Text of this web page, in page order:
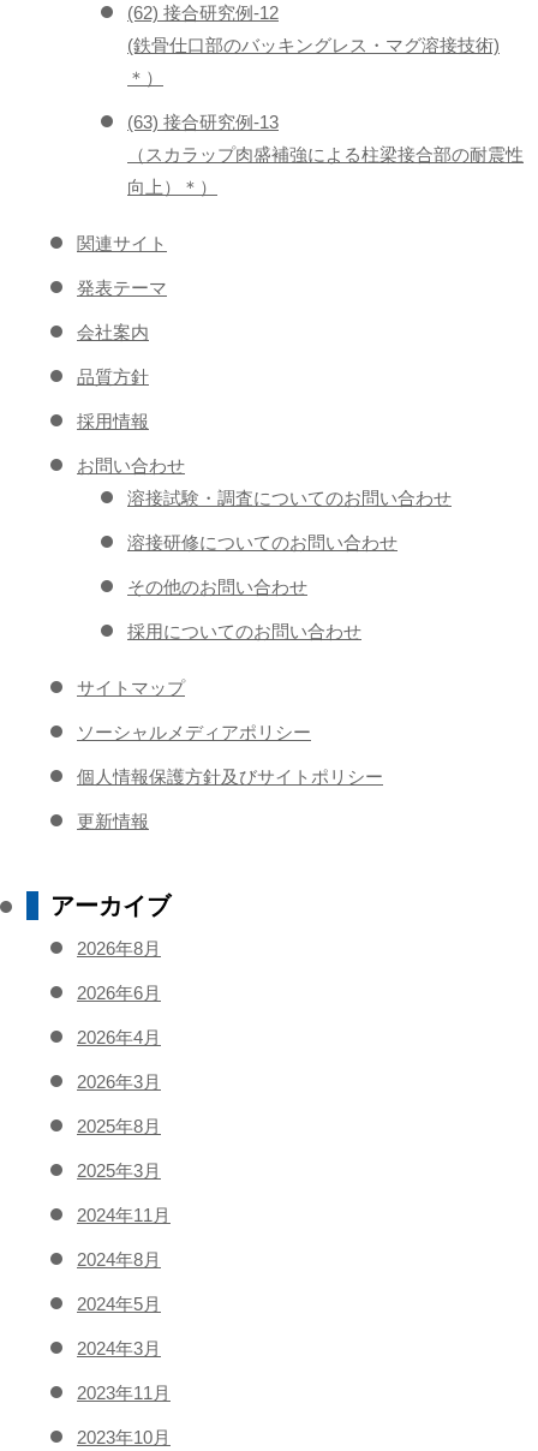
(62) 接合研究例-12
(鉄骨仕口部のバッキングレス・マグ溶接技術)
＊）
(63) 接合研究例-13
（スカラップ肉盛補強による柱梁接合部の耐震性
向上）＊）
関連サイト
発表テーマ
会社案内
品質方針
採用情報
お問い合わせ
溶接試験・調査についてのお問い合わせ
溶接研修についてのお問い合わせ
その他のお問い合わせ
採用についてのお問い合わせ
サイトマップ
ソーシャルメディアポリシー
個人情報保護方針及びサイトポリシー
更新情報
アーカイブ
2026年8月
2026年6月
2026年4月
2026年3月
2025年8月
2025年3月
2024年11月
2024年8月
2024年5月
2024年3月
2023年11月
2023年10月